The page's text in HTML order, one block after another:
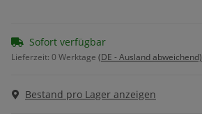
Sofort verfügbar
Lieferzeit: 0 Werktage (DE - Ausland abweichend)
Bestand pro Lager anzeigen